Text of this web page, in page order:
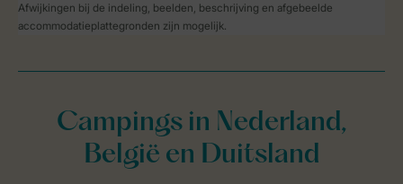
Afwijkingen bij de indeling, beelden, beschrijving en afgebeelde
accommodatieplattegronden zijn mogelijk.
Campings in Nederland,
België en Duitsland